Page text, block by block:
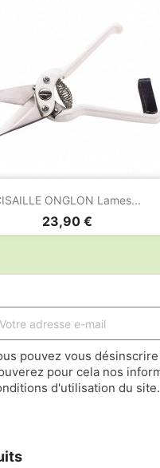
ONGLON Lames...
Prix
23,90 €
 Aperçu rapide
pouvez vous
pour cela nos
d'utilisation du site.